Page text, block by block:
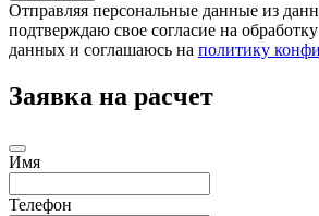
Отправляя персональные данные из
подтверждаю свое согласие на
данных и соглашаюсь на политику
Заявка на расчет
Имя
Телефон